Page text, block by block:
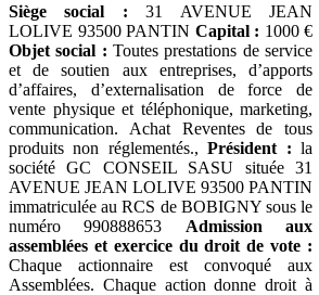
Siège social : 31 AVENUE JEAN
LOLIVE 93500 PANTIN Capital : 1000 €
Objet social : Toutes prestations de service
et de soutien aux entreprises, d’apports
d’affaires, d’externalisation de force de
vente physique et téléphonique, marketing,
communication. Achat Reventes de tous
produits non réglementés.,Président : la
société GC CONSEIL SASU située 31
AVENUE JEAN LOLIVE 93500 PANTIN
immatriculée au RCS de BOBIGNY sous le
numéro 990888653 Admission aux
assemblées et exercice du droit de vote :
Chaque actionnaire est convoqué aux
Assemblées. Chaque action donne droit à